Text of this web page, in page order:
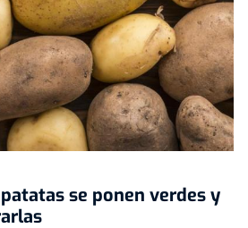
se ponen verdes y